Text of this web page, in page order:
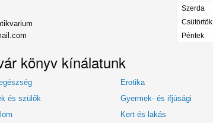
Szerda
Csütörtök
Péntek
könyv kínálatunk
Erotika
és szülők
Gyermek- és ifjúsági
Kert és lakás